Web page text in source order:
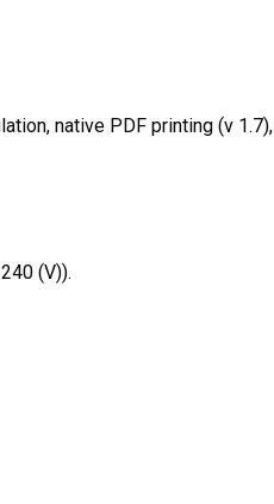
native PDF printing (v
(V)).